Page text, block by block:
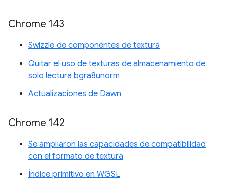
Chrome 143
Swizzle de componentes de textura
Quitar el uso de texturas de almacenamiento de
solo lectura bgra8unorm
Actualizaciones de Dawn
Chrome 142
Se ampliaron las capacidades de compatibilidad
con el formato de textura
Índice primitivo en WGSL